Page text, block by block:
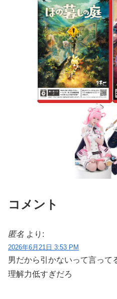
コメント
匿名 より:
2026年6月21日 3:53 PM
男だから引かないって言って
理解力低すぎだろ